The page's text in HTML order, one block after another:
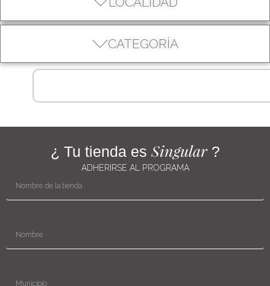
CATEGORÍA
¿ Tu tienda es Singular?
ADHERIRSE AL PROGRAMA